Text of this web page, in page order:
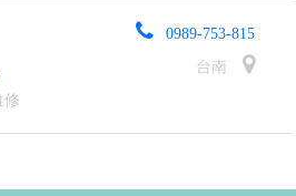
修
0989-753-815
台南